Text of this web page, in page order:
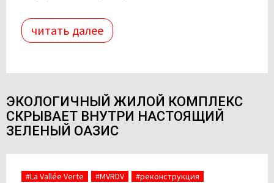
читать далее
ЭКОЛОГИЧНЫЙ ЖИЛОЙ КОМПЛЕКС
СКРЫВАЕТ ВНУТРИ НАСТОЯЩИЙ
ЗЕЛЕНЫЙ ОАЗИС
#La Vallée Verte #MVRDV
#реконструкция